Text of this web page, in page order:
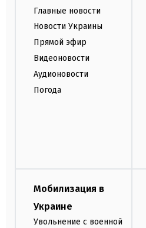
Главные новости
Новости Украины
Прямой эфир
Видеоновости
Аудионовости
Погода
Мобилизация в
Украине
Увольнение с военной